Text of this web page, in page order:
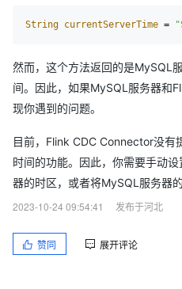
String currentServerTime =
然而，这个方法返回的是MySQL
间。因此，如果MySQL服务器和
现你遇到的问题。
目前，Flink CDC Connector没有
时间的功能。因此，你需要手动
器的时区，或者将MySQL服务器
2023-10-24 09:54:41
发布于河北
赞同 展开评论